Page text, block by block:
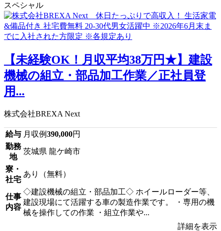
スペシャル
【未経験OK！月収平均38万円★】建設
機械の組立・部品加工作業／正社員登
用...
株式会社BREXA Next
給与 月収例390,000円
勤務
地
茨城県 龍ケ崎市
寮・
社宅
あり（無料）
仕事
内容
◇建設機械の組立・部品加工◇ ホイールローダー等、
建設現場にて活躍する車の製造作業です。 ・専用の機
械を操作しての作業 ・組立作業や...
詳細を表示